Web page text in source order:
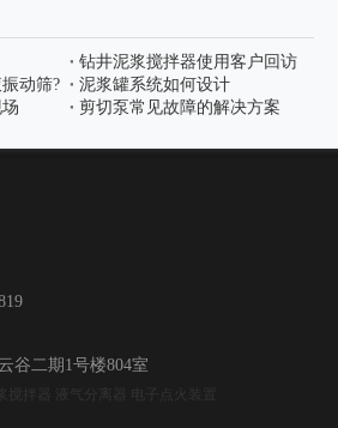
钻井泥浆搅拌器使用客户回访
动筛?
泥浆罐系统如何设计
剪切泵常见故障的解决方案
谷二期1号楼804室